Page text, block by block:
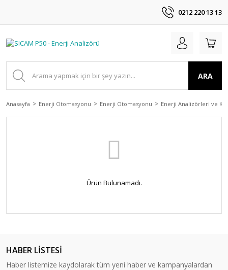
0212 220 13 13
ARA
Anasayfa Enerji Otomasyonu Enerji Otomasyonu Enerji Analizörleri ve
Ürün Bulunamadı.
HABER LİSTESİ
Haber listemize kaydolarak tüm yeni haber ve kampanyalardan